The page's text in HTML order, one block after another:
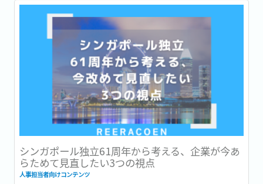
シンガポール独立61周年から考える、企業が今あ
らためて見直したい3つの視点
人事担当者向けコンテンツ